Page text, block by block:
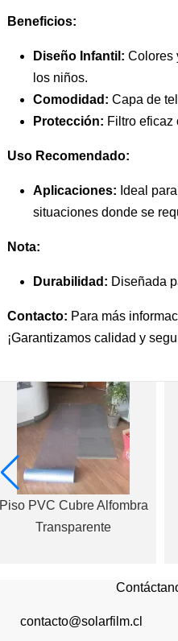
Beneficios:
Diseño Infantil: Colores
los niños.
Comodidad: Capa de
Protección: Filtro eficaz
Uso Recomendado:
Aplicaciones: Ideal
situaciones donde se
Nota:
Durabilidad: Diseñada
Contacto: Para más
¡Garantizamos calidad y
Piso PVC Cubre Alfombra
Transparente
contacto@solarfilm.cl